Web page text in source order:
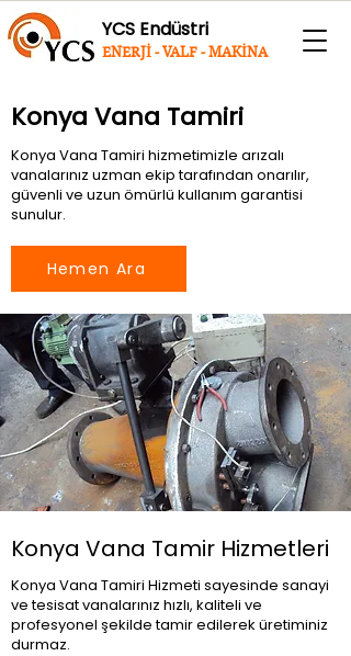
YCS Endüstri
ENERJİ - VALF - MAKİNA
Konya Vana Tamiri
Konya Vana Tamiri hizmetimizle arızalı
vanalarınız uzman ekip tarafından onarılır,
güvenli ve uzun ömürlü kullanım garantisi
sunulur.
Hemen Ara
Konya Vana Tamir Hizmetleri
Konya Vana Tamiri Hizmeti sayesinde sanayi
ve tesisat vanalarınız hızlı, kaliteli ve
profesyonel şekilde tamir edilerek üretiminiz
durmaz.